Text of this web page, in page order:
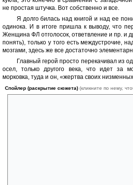
не простая штучка. Вот собственно и все.
Я долго билась над книгой и над ее
одинока. И в итоге пришла к выводу, что
Женщина ФЛ отголосок, ответвление и пр. и
понять), только у того есть междустрочие,
мозгами, здесь же все достаточно
Главный герой просто перекачивал из
осел, только другого века, что идет за
морковка, туда и он, «жертва своих
Спойлер (раскрытие сюжета) (кликните по нему,